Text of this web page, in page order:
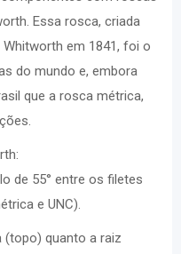
Essa rosca, criada
em 1841, foi o
do mundo e, embora
que a rosca métrica,
de 55° entre os filetes
e UNC).
(topo) quanto a raiz